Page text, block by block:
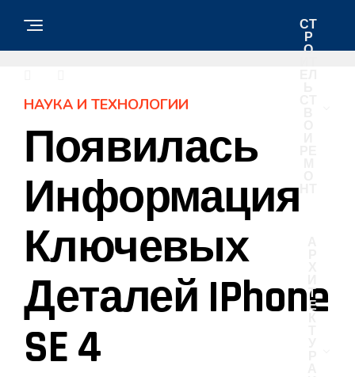
СТ
Р
О
Т
Е
НАУКА И ТЕХНОЛОГИИ
Появилась
Информация
Ключевых
Деталей IPhone
SE 4